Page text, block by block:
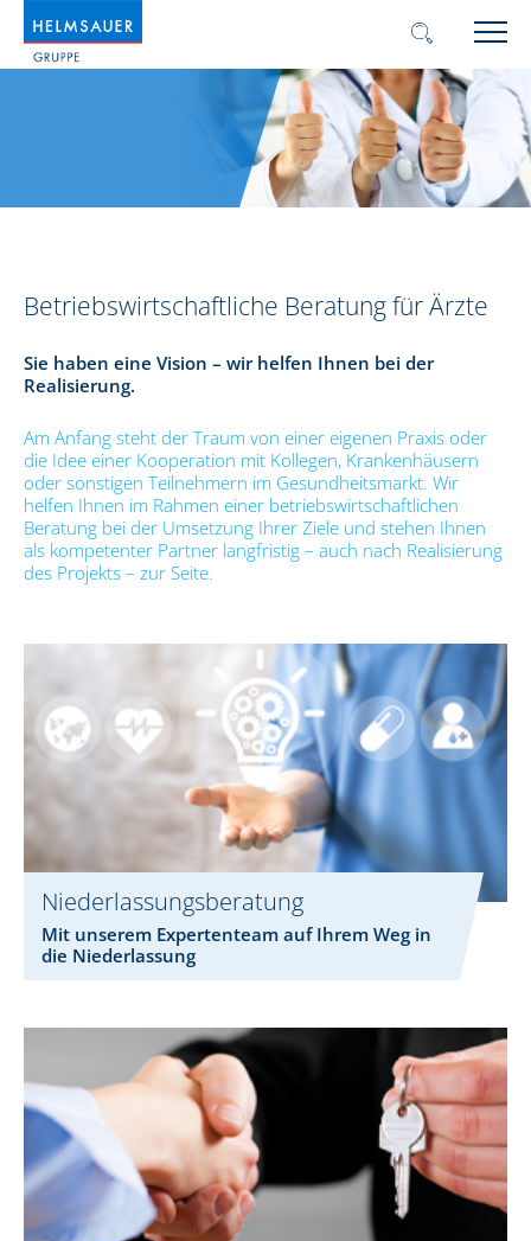
Betriebswirtschaftliche Beratung für Ärzte
Sie haben eine Vision – wir helfen Ihnen bei der
Realisierung.
Am Anfang steht der Traum von einer eigenen Praxis oder
die Idee einer Kooperation mit Kollegen, Krankenhäusern
oder sonstigen Teilnehmern im Gesundheitsmarkt. Wir
helfen Ihnen im Rahmen einer betriebswirtschaftlichen
Beratung bei der Umsetzung Ihrer Ziele und stehen Ihnen
als kompetenter Partner langfristig – auch nach Realisierung
des Projekts – zur Seite.
Niederlassungsberatung
Mit unserem Expertenteam auf Ihrem Weg in
die Niederlassung